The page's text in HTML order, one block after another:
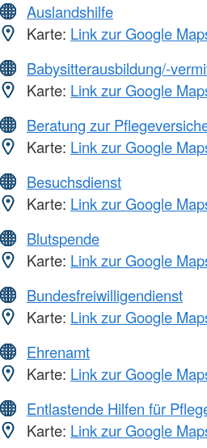
Auslandshilfe
Karte: Link zur Google
Babysitterausbildung/-
Karte: Link zur Google
Beratung zur
Karte: Link zur Google
Besuchsdienst
Karte: Link zur Google
Blutspende
Karte: Link zur Google
Bundesfreiwilligendienst
Karte: Link zur Google
Ehrenamt
Karte: Link zur Google
Entlastende Hilfen für
Karte: Link zur Google